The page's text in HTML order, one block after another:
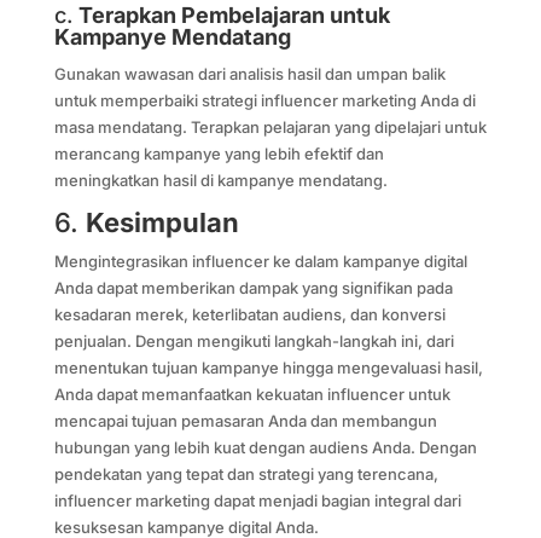
c. Terapkan Pembelajaran untuk
Kampanye Mendatang
Gunakan wawasan dari analisis hasil dan umpan balik
untuk memperbaiki strategi influencer marketing Anda di
masa mendatang. Terapkan pelajaran yang dipelajari untuk
merancang kampanye yang lebih efektif dan
meningkatkan hasil di kampanye mendatang.
6. Kesimpulan
Mengintegrasikan influencer ke dalam kampanye digital
Anda dapat memberikan dampak yang signifikan pada
kesadaran merek, keterlibatan audiens, dan konversi
penjualan. Dengan mengikuti langkah-langkah ini, dari
menentukan tujuan kampanye hingga mengevaluasi hasil,
Anda dapat memanfaatkan kekuatan influencer untuk
mencapai tujuan pemasaran Anda dan membangun
hubungan yang lebih kuat dengan audiens Anda. Dengan
pendekatan yang tepat dan strategi yang terencana,
influencer marketing dapat menjadi bagian integral dari
kesuksesan kampanye digital Anda.